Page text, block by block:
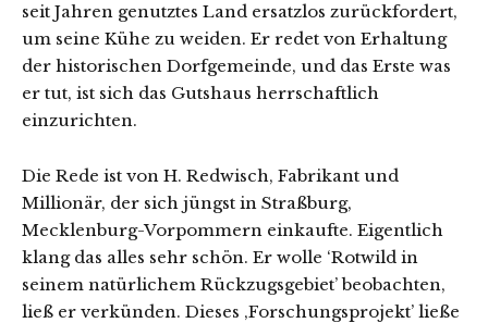
seit Jahren genutztes Land ersatzlos zurückfordert,
um seine Kühe zu weiden. Er redet von Erhaltung
der historischen Dorfgemeinde, und das Erste was
er tut, ist sich das Gutshaus herrschaftlich
einzurichten.
Die Rede ist von H. Redwisch, Fabrikant und
Millionär, der sich jüngst in Straßburg,
Mecklenburg-Vorpommern einkaufte. Eigentlich
klang das alles sehr schön. Er wolle ‘Rotwild in
seinem natürlichem Rückzugsgebiet’ beobachten,
ließ er verkünden. Dieses ‚Forschungsprojekt’ ließe